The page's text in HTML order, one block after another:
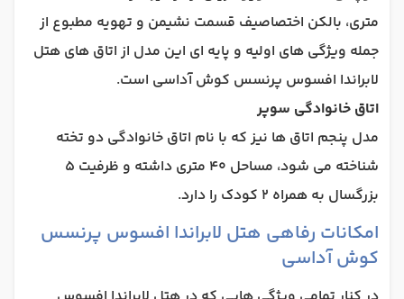
متری، بالکن اختصاصیف قسمت نشیمن و تهویه مطبوع از
جمله ویژگی های اولیه و پایه ای این مدل از اتاق های هتل
لابراندا افسوس پرنسس کوش آداسی است.
اتاق خانوادگی سوپر
مدل پنجم اتاق ها نیز که با نام اتاق خانوادگی دو تخته
شناخته می شود، مساحل 40 متری داشته و ظرفیت 5
بزرگسال به همراه 2 کودک را دارد.
امکانات رفاهی هتل لابراندا افسوس پرنسس
کوش آداسی